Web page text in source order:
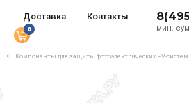
Доставка Контакты
мин.
0
Компоненты для защиты фотоэлектрических PV-систем